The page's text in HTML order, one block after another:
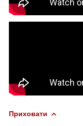
Приховати